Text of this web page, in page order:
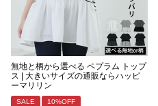
無地と柄から選べる ペプラム トップ
ス | 大きいサイズの通販ならハッピ
ーマリリン
SALE 10%OFF